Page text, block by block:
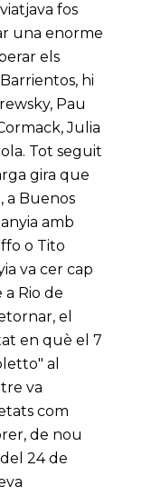
fos
una enorme
els
hi
Pau
Julia
Tot seguit
gira que
a Buenos
amb
o Tito
va cer cap
Rio de
el
en què el 7
al
va
com
de nou
24 de